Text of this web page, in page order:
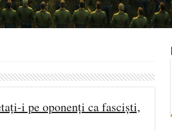
i pe oponenți ca fasciști,